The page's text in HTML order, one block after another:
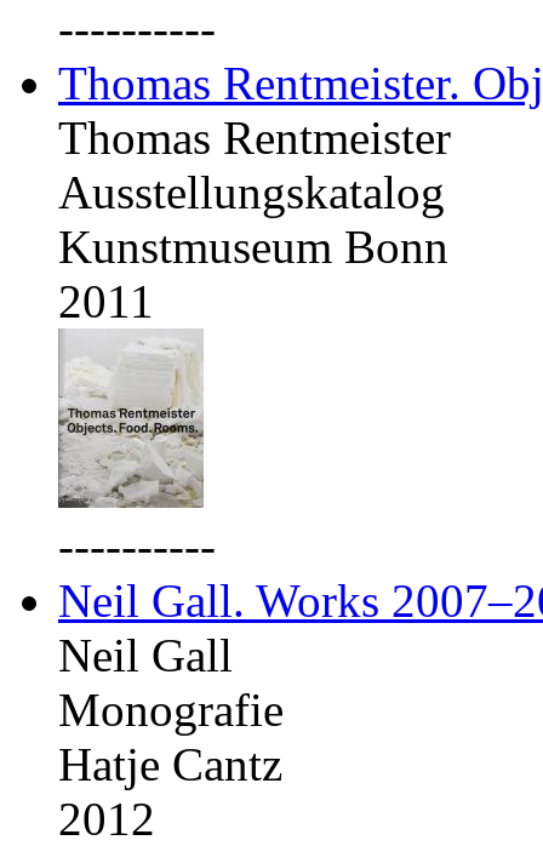
----------
Thomas Rentmeister.
Thomas Rentmeister
Ausstellungskatalog
Kunstmuseum Bonn
2011
----------
Neil Gall. Works
Neil Gall
Monografie
Hatje Cantz
2012